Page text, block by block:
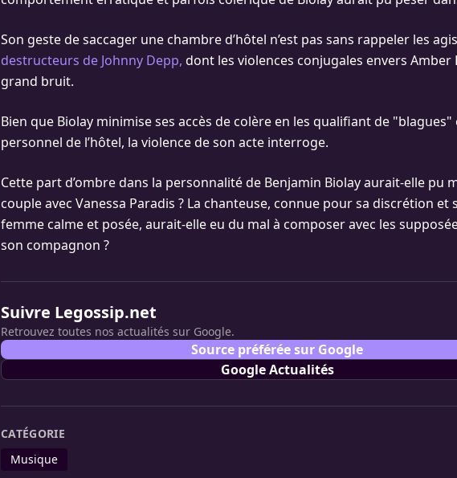
Son geste de saccager une chambre d’hôtel n’est pas sans rappeler les
destructeurs de Johnny Depp, dont les violences conjugales envers
grand bruit.
Bien que Biolay minimise ses accès de colère en les qualifiant de
personnel de l’hôtel, la violence de son acte interroge.
Cette part d’ombre dans la personnalité de Benjamin Biolay aurait-elle pu
couple avec Vanessa Paradis ? La chanteuse, connue pour sa discrétion et
femme calme et posée, aurait-elle eu du mal à composer avec les
son compagnon ?
Suivre Legossip.net
Retrouvez toutes nos actualités sur Google.
Source préférée sur Google
Google Actualités
CATÉGORIE
Musique